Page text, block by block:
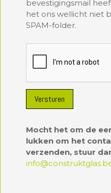
bevestigingsmail
het ons wellicht niet
SPAM-folder.
Versturen
Mocht het om de
lukken om het
verzenden, stuur